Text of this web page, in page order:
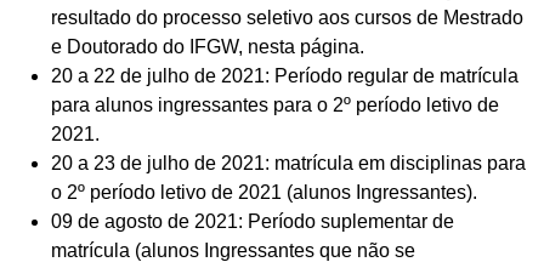
resultado do processo seletivo aos cursos de Mestrado
e Doutorado do IFGW, nesta página.
20 a 22 de julho de 2021: Período regular de matrícula
para alunos ingressantes para o 2º período letivo de
2021.
20 a 23 de julho de 2021: matrícula em disciplinas para
o 2º período letivo de 2021 (alunos Ingressantes).
09 de agosto de 2021: Período suplementar de
matrícula (alunos Ingressantes que não se